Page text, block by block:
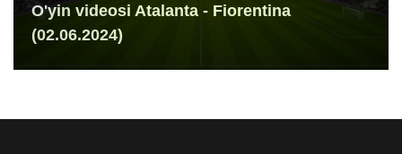
O'yin videosi Atalanta - Fiorentina
(02.06.2024)